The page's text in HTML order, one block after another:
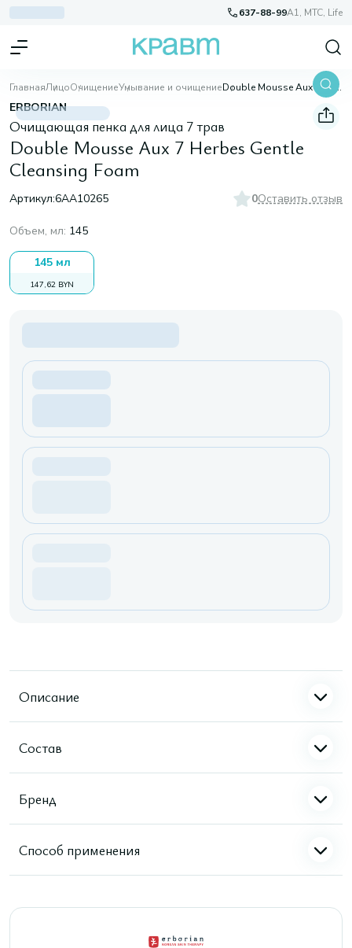
637-88-99A1, МТС, Life
ГлавнаяЛицоОчищениеУмывание и очищение Double Mousse Aux 7 Herbes Gentle Cleansing Foam
ERBORIAN
Очищающая пенка для лица 7 трав
Double Mousse Aux 7 Herbes Gentle
Cleansing Foam
Артикул:6AA10265 0Оставить отзыв
Объем, мл: 145
145 мл
147,62 BYN
Описание
Состав
Бренд
Способ применения